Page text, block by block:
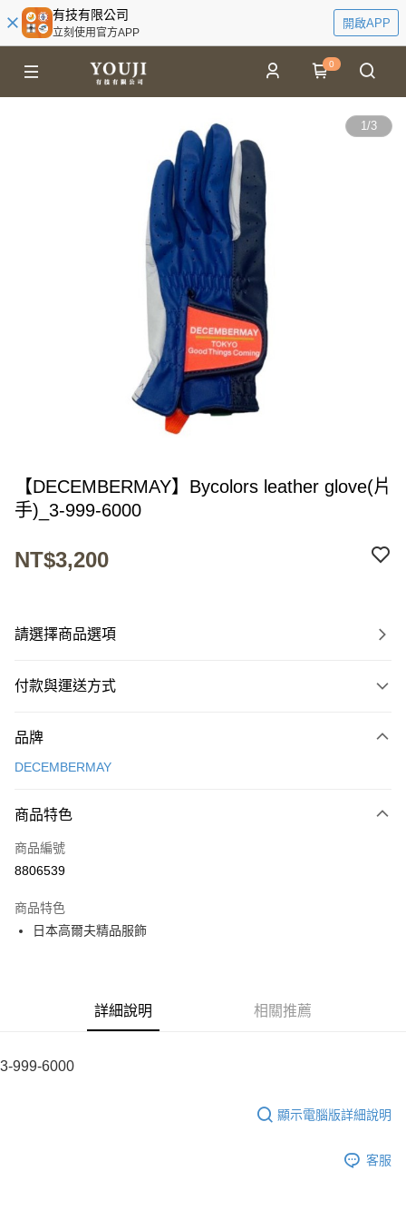
有技有限公司
立刻使用官方APP
開啟APP
0
1/3
【DECEMBERMAY】Bycolors leather glove(片
手)_3-999-6000
NT$3,200
請選擇商品選項
付款與運送方式
信用卡一次付款
LINE Pay
全盈+PAY
全家取貨付款
每筆NT$60
品牌
DECEMBERMAY
商品特色
商品編號
8806539
商品特色
日本高爾夫精品服飾
詳細說明 相關推薦
3-999-6000
顯示電腦版詳細說明
客服